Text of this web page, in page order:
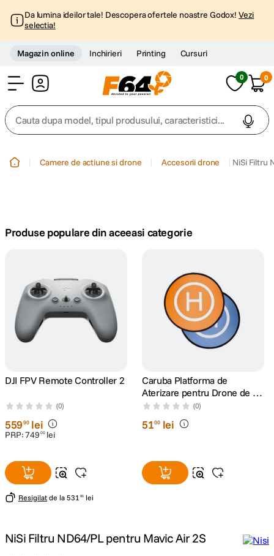
Da lumina ideilor tale! Descopera ofertele noastre Godox! Vezi
selectia!
Magazin online Inchirieri Printing Cursuri
0 0
Cauta dupa model, tipul produsului, caracteristici...
trepied telefon
5. canon sx740 hs
6.
dji mic mini
9. dji osmo
Camere de actiune si drone Accesorii drone NiSi Filtru
Produse populare din aceeasi categorie
DJI FPV Remote Controller 2
(0)
55990 lei
PRP:749 00 lei
Resigilat de la 531 91 lei
Caruba Platforma de
Aterizare pentru Drone de 75
cm
(0)
5100 lei
NiSi Filtru ND64/PL pentru Mavic Air 2S